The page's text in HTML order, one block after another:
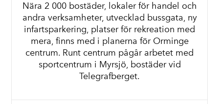
Nära 2 000 bostäder, lokaler för handel och
andra verksamheter, utvecklad bussgata, ny
infartsparkering, platser för rekreation med
mera, finns med i planerna för Orminge
centrum. Runt centrum pågår arbetet med
sportcentrum i Myrsjö, bostäder vid
Telegrafberget.